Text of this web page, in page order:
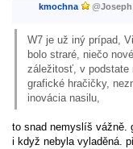
kmochna @Joseph
W7 je už iný prípad,
bolo straré, niečo
záležitosť, v podstate
grafické hračičky,
inovácia nasilu,
to snad nemyslíš vážně.
i když nebyla vyladěná.